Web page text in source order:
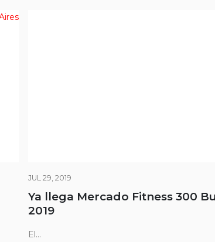
JUL 29, 2019
Ya llega Mercado Fitness 300
2019
El...